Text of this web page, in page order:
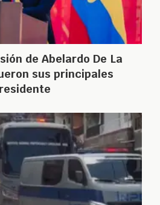
de Abelardo De La
sus principales